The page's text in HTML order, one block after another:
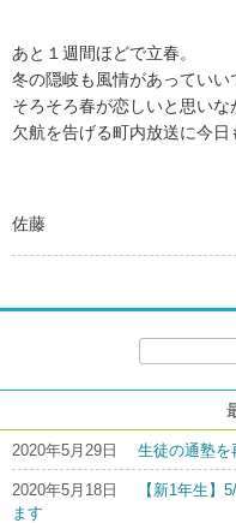
あと１週間ほどで立春。
冬の隠岐も風情があっていい
そろそろ春が恋しいと思いな
欠航を告げる町内放送に今日
佐藤
2020年5月29日 生徒の通塾を
2020年5月18日
【新1年生】
ます